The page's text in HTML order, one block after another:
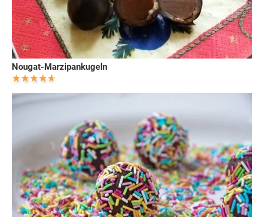
Nougat-Marzipankugeln